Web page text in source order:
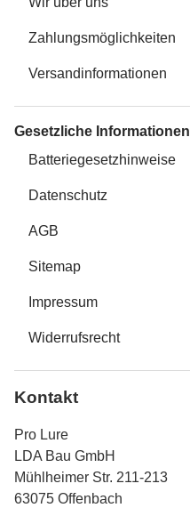
Zahlungsmöglichkeiten
Versandinformationen
Gesetzliche Informationen
Batteriegesetzhinweise
Datenschutz
AGB
Sitemap
Impressum
Widerrufsrecht
Kontakt
Pro Lure
LDA Bau GmbH
Mühlheimer Str. 211-213
63075 Offenbach